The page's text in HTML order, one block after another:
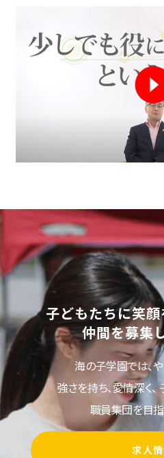
子どもたちに笑
仲間を募集
海の子学園では、
強さを持ち、愛情深く、
職員集団を目指
求人